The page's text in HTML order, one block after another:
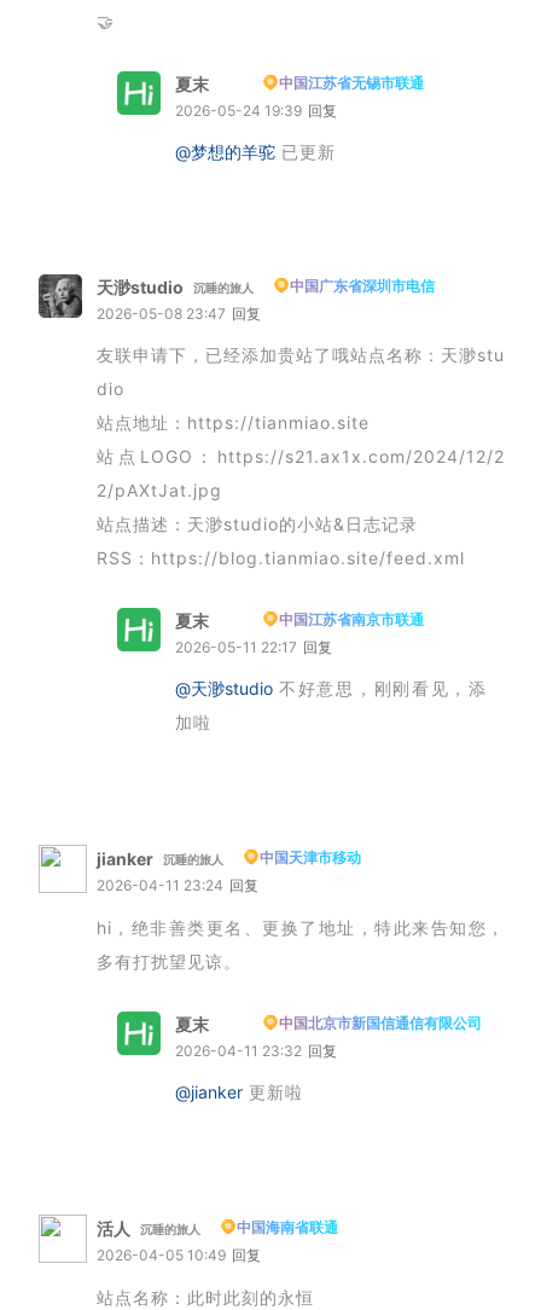
🤝
夏末
中国江苏省无锡市联通
2026-05-24 19:39 回复
@梦想的羊驼 已更新
天渺studio 沉睡的旅人
中国广东省深圳市电信
2026-05-08 23:47 回复
友联申请下，已经添加贵站了哦站点名称：天渺stu
dio
站点地址：https://tianmiao.site
站点LOGO：https://s21.ax1x.com/2024/12/2
2/pAXtJat.jpg
站点描述：天渺studio的小站&日志记录
RSS：https://blog.tianmiao.site/feed.xml
夏末
中国江苏省南京市联通
2026-05-11 22:17 回复
@天渺studio 不好意思，刚刚看见，添
加啦
jianker 沉睡的旅人
中国天津市移动
2026-04-11 23:24 回复
hi，绝非善类更名、更换了地址，特此来告知您，
多有打扰望见谅。
夏末
中国北京市新国信通信有限公司
2026-04-11 23:32 回复
@jianker 更新啦
活人 沉睡的旅人
中国海南省联通
2026-04-05 10:49 回复
站点名称：此时此刻的永恒